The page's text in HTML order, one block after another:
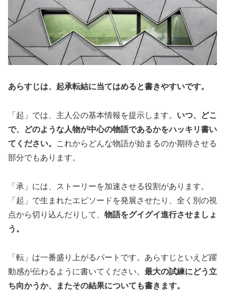
あらすじは、起承転結に当てはめると書きやすいです。
「起」では、主人公の基本情報を提示します。 いつ、どこ
で、どのような人物が中心の物語であるかをハッキリ書い
てください。
これからどんな物語が始まるのか期待させる
部分でもあります。
「承」には、ストーリーを加速させる役割があります。
「起」で生まれたエピソードを発展させたり、全く別の視
点から切り込んだりして、 物語をグイグイ進行させましょ
う。
「転」は一番盛り上がるパートです。あらすじといえど躍
動感が伝わるように書いてください。 最大の試練にどう立
ち向かうか、またその結果についても書きます。